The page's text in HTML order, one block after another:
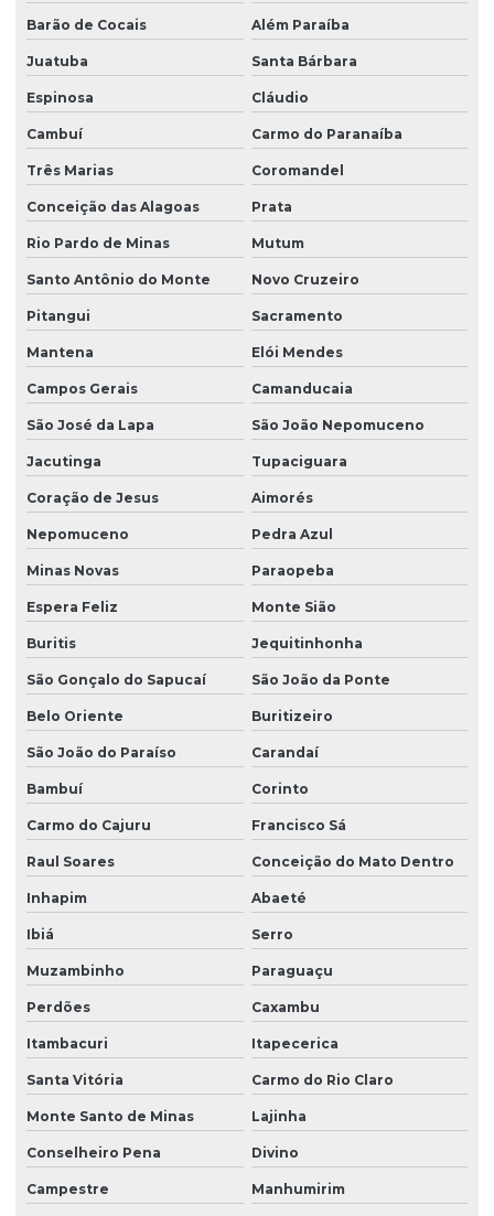
Barão de Cocais Além Paraíba
Juatuba Santa Bárbara
Espinosa Cláudio
Cambuí Carmo do Paranaíba
Três Marias Coromandel
Conceição das Alagoas Prata
Rio Pardo de Minas Mutum
Santo Antônio do Monte Novo Cruzeiro
Pitangui Sacramento
Mantena Elói Mendes
Campos Gerais Camanducaia
São José da Lapa São João Nepomuceno
Jacutinga Tupaciguara
Coração de Jesus Aimorés
Nepomuceno Pedra Azul
Minas Novas Paraopeba
Espera Feliz Monte Sião
Buritis Jequitinhonha
São Gonçalo do Sapucaí São João da Ponte
Belo Oriente Buritizeiro
São João do Paraíso Carandaí
Bambuí Corinto
Carmo do Cajuru Francisco Sá
Raul Soares Conceição do Mato Dentro
Inhapim Abaeté
Ibiá Serro
Muzambinho Paraguaçu
Perdões Caxambu
Itambacuri Itapecerica
Santa Vitória Carmo do Rio Claro
Monte Santo de Minas Lajinha
Conselheiro Pena Divino
Campestre Manhumirim